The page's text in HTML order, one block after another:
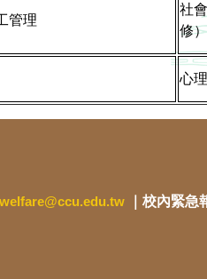
管理
社
修）
心
welfare@ccu.edu.tw ｜校內緊急